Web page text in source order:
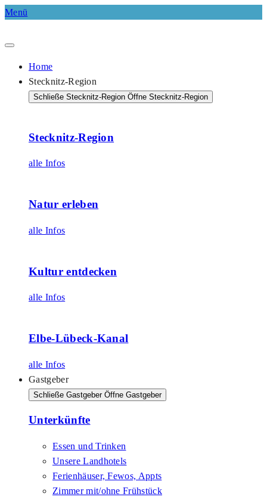
Menü
Home
Stecknitz-Region
Schließe Stecknitz-Region Öffne Stecknitz-Region
Stecknitz-Region
alle Infos
Natur erleben
alle Infos
Kultur entdecken
alle Infos
Elbe-Lübeck-Kanal
alle Infos
Gastgeber
Schließe Gastgeber Öffne Gastgeber
Unterkünfte
Essen und Trinken
Unsere Landhotels
Ferienhäuser, Fewos, Appts
Zimmer mit/ohne Frühstück